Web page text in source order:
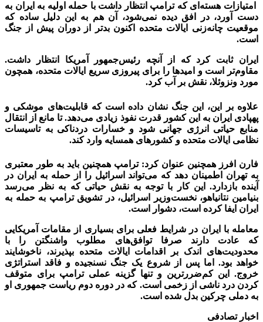
امتیازات هسته‌ای که ترامپ انتظار داشت با حمله اولیه به ایران به
دست آورد، در افق دیده نمی‌شود، آن هم به این دلیل ساده که
موقعیت چانه‌زنی ایالات متحده اکنون بدتر از دوران پیش از جنگ
است.
ایران ثابت کرد که از آنچه رئیس‌جمهور آمریکا انتظار داشت.
مقاوم‌تر است و امیدها را برای پیروزی سریع ایالات متحده، همچون
مورد ونزوئلا، نقش بر آب کرد.
علاوه بر این، این جنگ نشان داده است که قابلیت‌های موشکی و
پهپادی ایران به این کشور قدرت نفوذ زیادی می‌دهد. تا مانع از انتقال
منابع حیاتی انرژی جهانی شود و خسارات دردناکی به تاسیسات
نظامی ایالات متحده و کشورهای همسایه وارد کند.
فارن افرز همچنین عنوان کرد: ترامپ همچنین باید به طور معتبری
به تهران اطمینان دهد که می‌تواند اسرائیل را از حمله به ایران در
آینده بازدارد. این کار با توجه به نقش حیاتی که به نظر می‌رسد
بنیامین نتانیاهو، نخست‌وزیر اسرائیل، در تشویق ترامپ به حمله به
ایران ایفا کرده است، دشوار است.
معامله با ایران در شرایط فعلی برای بسیاری از مقامات آمریکایی
که عادت دارند صرفا توافق‌های مطلوب واشنگتن را با
محدودیت‌های اندک بر اقدامات ایالات متحده بپذیرند، ناخوشایند
خواهد بود. اما پس از شروع یک جنگ نسنجیده و فاقد استراتژی
خروج. این کم‌ضررترین و تنها گزینه عملی ترامپ برای متوقف
کردن درد ناشی از زخمی است. که در دوره دوم ریاست جمهوری او
به دملی چرکین بدل شده است.
اخبار تصادفی